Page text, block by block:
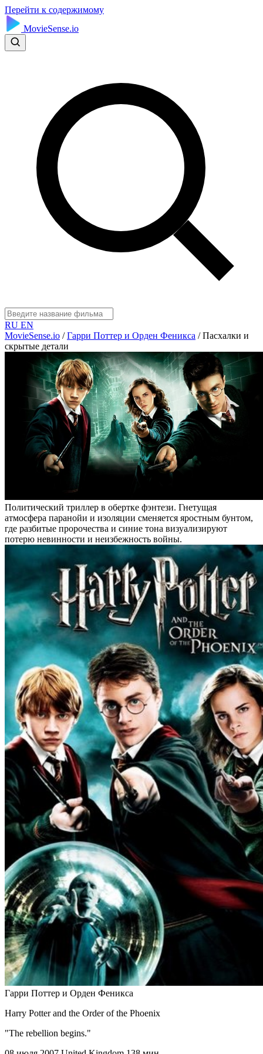
Перейти к содержимому
MovieSense.io
RU EN
MovieSense.io / Гарри Поттер и Орден Феникса / Пасхалки и
скрытые детали
Политический триллер в обертке фэнтези. Гнетущая
атмосфера паранойи и изоляции сменяется яростным бунтом,
где разбитые пророчества и синие тона визуализируют
потерю невинности и неизбежность войны.
Гарри Поттер и Орден Феникса
Harry Potter and the Order of the Phoenix
"The rebellion begins."